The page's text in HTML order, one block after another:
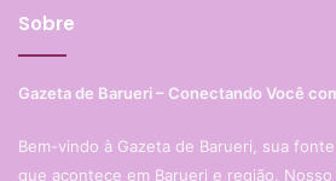
Sobre
Gazeta de Barueri – Conectando Você
Bem-vindo à Gazeta de Barueri, sua
que acontece em Barueri e região.